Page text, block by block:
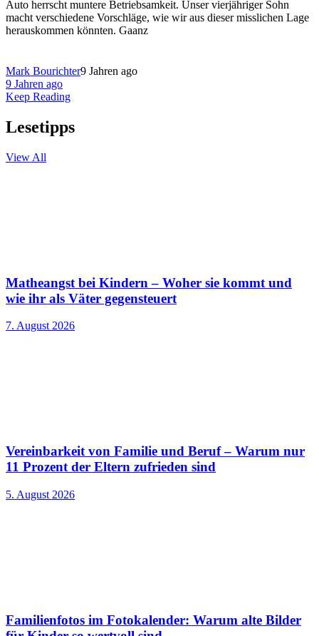
Auto herrscht muntere Betriebsamkeit. Unser vierjähriger Sohn
macht verschiedene Vorschläge, wie wir aus dieser misslichen Lage
herauskommen könnten. Gaanz
Mark Bourichter9 Jahren ago
9 Jahren ago
Keep Reading
Lesetipps
View All
Matheangst bei Kindern – Woher sie kommt und
wie ihr als Väter gegensteuert
7. August 2026
Vereinbarkeit von Familie und Beruf – Warum nur
11 Prozent der Eltern zufrieden sind
5. August 2026
Familienfotos im Fotokalender: Warum alte Bilder